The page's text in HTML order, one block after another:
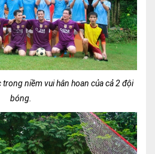
trong niềm vui hân hoan của cả 2 đội
bóng.